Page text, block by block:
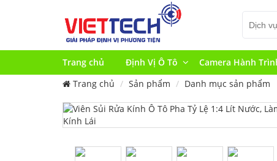
Trang chủ Định Vị Ô Tô Camera Hành
Trang chủ
Sản phẩm Danh mục sản phẩm